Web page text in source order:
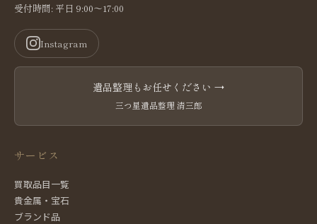
受付時間: 平日 9:00〜17:00
Instagram
遺品整理もお任せください →
三つ星遺品整理 清三郎
サービス
買取品目一覧
貴金属・宝石
ブランド品